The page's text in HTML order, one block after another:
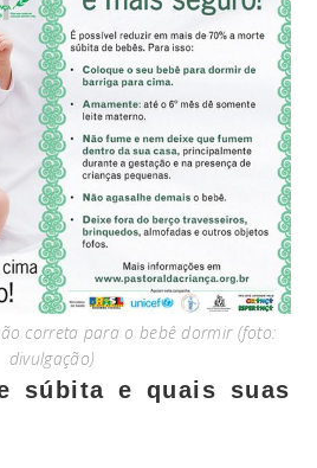
correta para o bebê dormir (foto:
divulgação)
súbita e quais suas